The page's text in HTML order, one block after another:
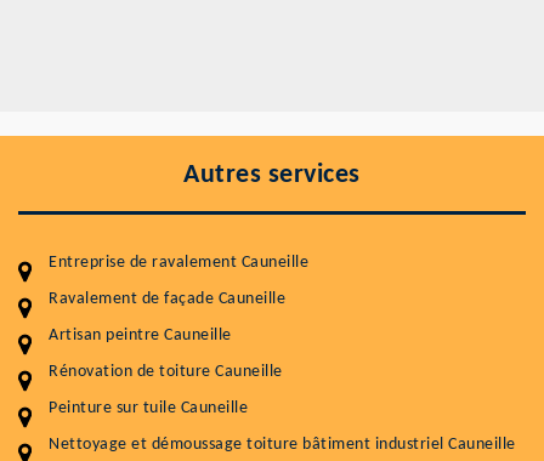
Autres services
Entreprise de ravalement Cauneille
Ravalement de façade Cauneille
Artisan peintre Cauneille
Rénovation de toiture Cauneille
Peinture sur tuile Cauneille
Nettoyage et démoussage toiture bâtiment industriel Cauneille
Entretenir votre toiture, c'est préserver sa
durabilité
Plus de 15 ans d'expérience en couverture et facade